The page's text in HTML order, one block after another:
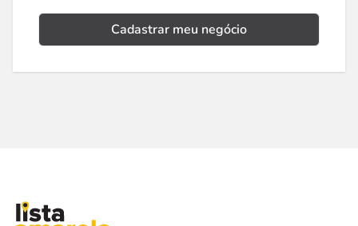
Cadastrar meu negócio